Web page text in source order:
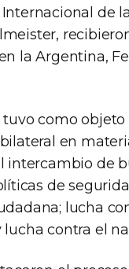
de
la Argentina,
como
en
intercambio de
de
lucha
contra el